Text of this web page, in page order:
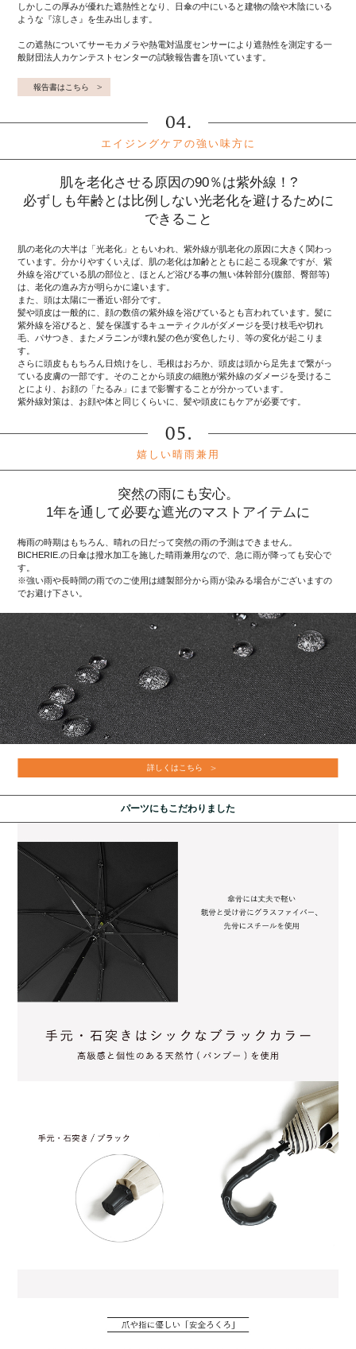
しかしこの厚みが優れた遮熱性となり、日傘の中にいると建物の陰や木陰にいる
ような『涼しさ』を生み出します。
この遮熱についてサーモカメラや熱電対温度センサーにより遮熱性を測定する一
般財団法人カケンテストセンターの試験報告書を頂いています。
報告書はこちら
エイジングケアの強い味方に
肌を老化させる原因の90％は紫外線！?
必ずしも年齢とは比例しない光老化を避けるために
できること
肌の老化の大半は「光老化」ともいわれ、紫外線が肌老化の原因に大きく関わっ
ています。分かりやすくいえば、肌の老化は加齢とともに起こる現象ですが、紫
外線を浴びている肌の部位と、ほとんど浴びる事の無い体幹部分(腹部、臀部等)
は、老化の進み方が明らかに違います。
また、頭は太陽に一番近い部分です。
髪や頭皮は一般的に、顔の数倍の紫外線を浴びているとも言われています。髪に
紫外線を浴びると、髪を保護するキューティクルがダメージを受け枝毛や切れ
毛、パサつき、またメラニンが壊れ髪の色が変色したり、等の変化が起こりま
す。
さらに頭皮ももちろん日焼けをし、毛根はおろか、頭皮は頭から足先まで繋がっ
ている皮膚の一部です。そのことから頭皮の細胞が紫外線のダメージを受けるこ
とにより、お顔の「たるみ」にまで影響することが分かっています。
紫外線対策は、お顔や体と同じくらいに、髪や頭皮にもケアが必要です。
嬉しい晴雨兼用
突然の雨にも安心。
1年を通して必要な遮光のマストアイテムに
梅雨の時期はもちろん、晴れの日だって突然の雨の予測はできません。
BICHERIE.の日傘は撥水加工を施した晴雨兼用なので、急に雨が降っても安心で
す。
※強い雨や長時間の雨でのご使用は縫製部分から雨が染みる場合がございますの
でお避け下さい。
詳しくはこちら
パーツにもこだわりました